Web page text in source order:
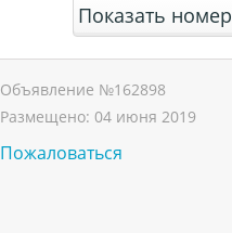
Показать номер
Объявление №162898
Размещено: 04 июня 2019
Пожаловаться